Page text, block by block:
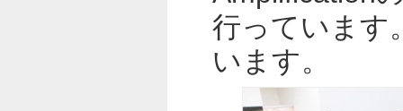
行っています
います。